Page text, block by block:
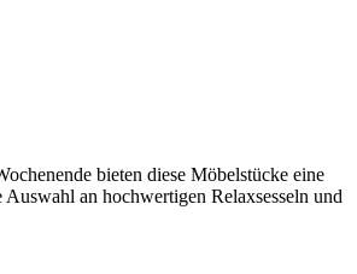
bieten diese Möbelstücke eine
an hochwertigen Relaxsesseln und